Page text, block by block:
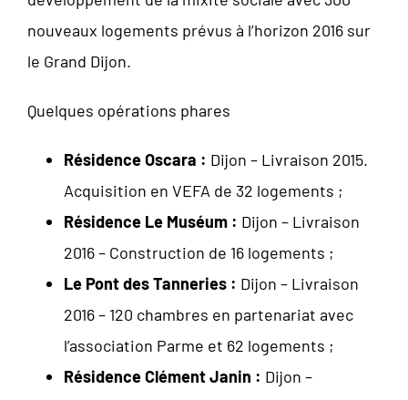
nouveaux logements prévus à l’horizon 2016 sur
le Grand Dijon.
Quelques opérations phares
Résidence Oscara : Dijon – Livraison 2015.
Acquisition en VEFA de 32 logements ;
Résidence Le Muséum : Dijon – Livraison
2016 – Construction de 16 logements ;
Le Pont des Tanneries : Dijon – Livraison
2016 – 120 chambres en partenariat avec
l’association Parme et 62 logements ;
Résidence Clément Janin : Dijon –